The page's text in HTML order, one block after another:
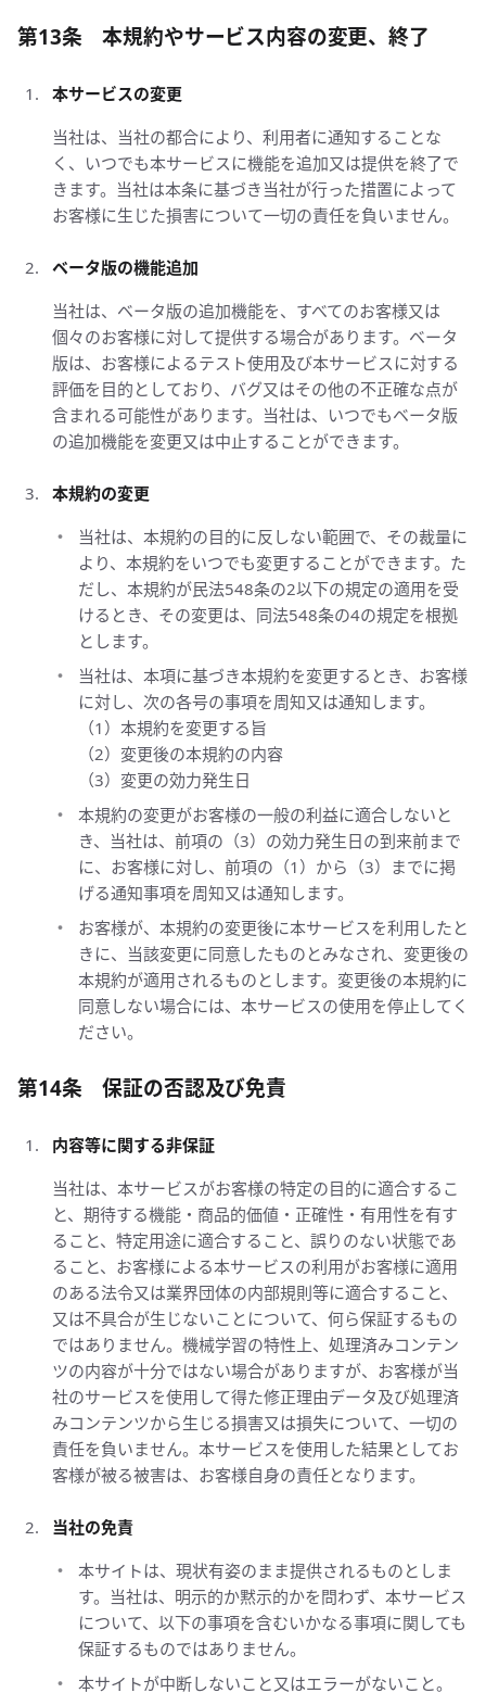
第13条 本規約やサービス内容の変更、終了
本サービスの変更
当社は、当社の都合により、利用者に通知することな
く、いつでも本サービスに機能を追加又は提供を終了で
きます。当社は本条に基づき当社が行った措置によって
お客様に生じた損害について一切の責任を負いません。
ベータ版の機能追加
当社は、ベータ版の追加機能を、すべてのお客様又は
個々のお客様に対して提供する場合があります。ベータ
版は、お客様によるテスト使用及び本サービスに対する
評価を目的としており、バグ又はその他の不正確な点が
含まれる可能性があります。当社は、いつでもベータ版
の追加機能を変更又は中止することができます。
本規約の変更
当社は、本規約の目的に反しない範囲で、その裁量に
より、本規約をいつでも変更することができます。た
だし、本規約が民法548条の2以下の規定の適用を受
けるとき、その変更は、同法548条の4の規定を根拠
とします。
当社は、本項に基づき本規約を変更するとき、お客様
に対し、次の各号の事項を周知又は通知します。
（1）本規約を変更する旨
（2）変更後の本規約の内容
（3）変更の効力発生日
本規約の変更がお客様の一般の利益に適合しないと
き、当社は、前項の（3）の効力発生日の到来前まで
に、お客様に対し、前項の（1）から（3）までに掲
げる通知事項を周知又は通知します。
お客様が、本規約の変更後に本サービスを利用したと
きに、当該変更に同意したものとみなされ、変更後の
本規約が適用されるものとします。変更後の本規約に
同意しない場合には、本サービスの使用を停止してく
ださい。
第14条 保証の否認及び免責
内容等に関する非保証
当社は、本サービスがお客様の特定の目的に適合するこ
と、期待する機能・商品的価値・正確性・有用性を有す
ること、特定用途に適合すること、誤りのない状態であ
ること、お客様による本サービスの利用がお客様に適用
のある法令又は業界団体の内部規則等に適合すること、
又は不具合が生じないことについて、何ら保証するもの
ではありません。機械学習の特性上、処理済みコンテン
ツの内容が十分ではない場合がありますが、お客様が当
社のサービスを使用して得た修正理由データ及び処理済
みコンテンツから生じる損害又は損失について、一切の
責任を負いません。本サービスを使用した結果としてお
客様が被る被害は、お客様自身の責任となります。
当社の免責
本サイトは、現状有姿のまま提供されるものとしま
す。当社は、明示的か黙示的かを問わず、本サービス
について、以下の事項を含むいかなる事項に関しても
保証するものではありません。
本サイトが中断しないこと又はエラーがないこと。